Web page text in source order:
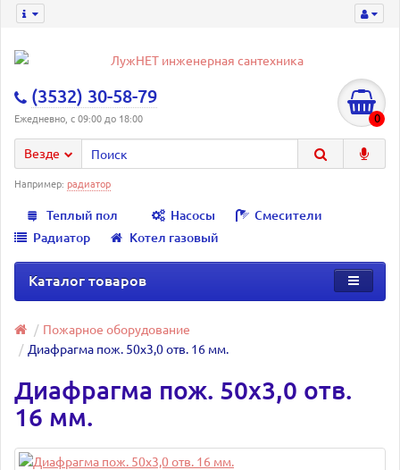
(3532) 30-58-79
Ежедневно, с 09:00 до 18:00 0
Везде
Например: радиатор
Теплый пол Насосы
Смесители
Радиатор
Котел газовый
Каталог товаров
Пожарное оборудование
Диафрагма пож. 50х3,0 отв. 16 мм.
Диафрагма пож. 50х3,0 отв.
16 мм.